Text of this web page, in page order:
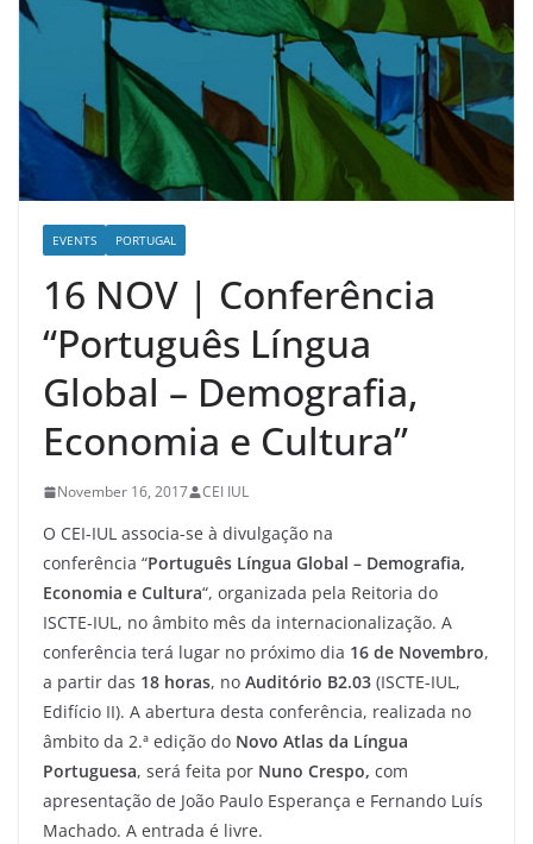
EVENTS PORTUGAL
16 NOV | Conferência
“Português Língua
Global – Demografia,
Economia e Cultura”
November 16, 2017 CEI IUL
O CEI-IUL associa-se à divulgação na
conferência “Português Língua Global – Demografia,
Economia e Cultura“, organizada pela Reitoria do
ISCTE-IUL, no âmbito mês da internacionalização. A
conferência terá lugar no próximo dia 16 de Novembro,
a partir das 18 horas, no Auditório B2.03 (ISCTE-IUL,
Edifício II). A abertura desta conferência, realizada no
âmbito da 2.ª edição do Novo Atlas da Língua
Portuguesa, será feita por Nuno Crespo, com
apresentação de João Paulo Esperança e Fernando Luís
Machado. A entrada é livre.